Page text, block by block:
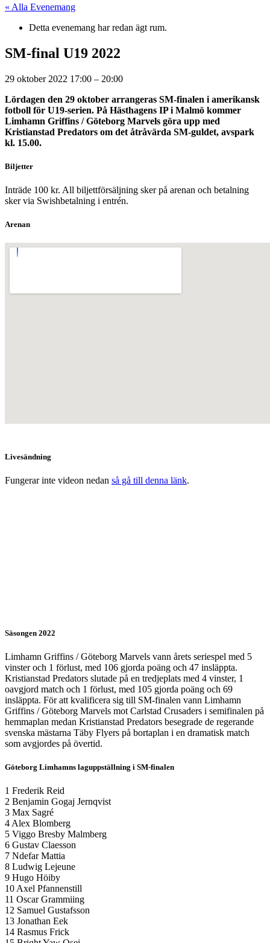
« Alla Evenemang
Detta evenemang har redan ägt rum.
SM-final U19 2022
29 oktober 2022 17:00 – 20:00
Lördagen den 29 oktober arrangeras SM-finalen i amerikansk
fotboll för U19-serien. På Hästhagens IP i Malmö kommer
Limhamn Griffins / Göteborg Marvels göra upp med
Kristianstad Predators om det åtråvärda SM-guldet, avspark
kl. 15.00.
Biljetter
Inträde 100 kr. All biljettförsäljning sker på arenan och betalning
sker via Swishbetalning i entrén.
Arenan
Livesändning
Fungerar inte videon nedan så gå till denna länk.
Säsongen 2022
Limhamn Griffins / Göteborg Marvels vann årets seriespel med 5
vinster och 1 förlust, med 106 gjorda poäng och 47 insläppta.
Kristianstad Predators slutade på en tredjeplats med 4 vinster, 1
oavgjord match och 1 förlust, med 105 gjorda poäng och 69
insläppta. För att kvalificera sig till SM-finalen vann Limhamn
Griffins / Göteborg Marvels mot Carlstad Crusaders i semifinalen på
hemmaplan medan Kristianstad Predators besegrade de regerande
svenska mästarna Täby Flyers på bortaplan i en dramatisk match
som avgjordes på övertid.
Göteborg Limhamns laguppställning i SM-finalen
1 Frederik Reid
2 Benjamin Gogaj Jernqvist
3 Max Sagré
4 Alex Blomberg
5 Viggo Bresby Malmberg
6 Gustav Claesson
7 Ndefar Mattia
8 Ludwig Lejeune
9 Hugo Höiby
10 Axel Pfannenstill
11 Oscar Grammiing
12 Samuel Gustafsson
13 Jonathan Eek
14 Rasmus Frick